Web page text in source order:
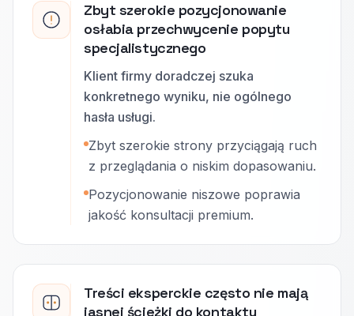
Zbyt szerokie pozycjonowanie
osłabia przechwycenie popytu
specjalistycznego
Klient firmy doradczej szuka
konkretnego wyniku, nie ogólnego
hasła usługi.
Zbyt szerokie strony przyciągają ruch
z przeglądania o niskim dopasowaniu.
Pozycjonowanie niszowe poprawia
jakość konsultacji premium.
Treści eksperckie często nie mają
jasnej ścieżki do kontaktu